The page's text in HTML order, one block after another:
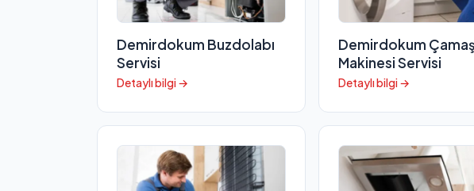
Demirdokum Buzdolabı
Servisi
Detaylı bilgi →
Demirdokum
Makinesi Servisi
Detaylı bilgi →